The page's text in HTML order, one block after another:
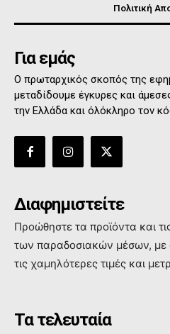
Πολιτική
Για εμάς
Ο πρωταρχικός σκοπός της
μεταδίδουμε έγκυρες και
την Ελλάδα και όλόκληρο τον
Διαφημιστείτε
Προώθηστε τα προϊόντα και
των παραδοσιακών μέσων, με
τις χαμηλότερες τιμές και
Τα τελευταία